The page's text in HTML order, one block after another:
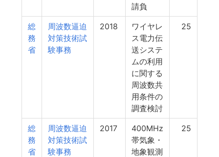
請負
総
務
省
周波数逼迫
対策技術試
験事務
2018
ワイヤレ
ス電力伝
送システ
ムの利用
に関する
周波数共
用条件の
調査検討
25
総
務
省
周波数逼迫
対策技術試
験事務
2017
400MHz
帯気象・
地象観測
25